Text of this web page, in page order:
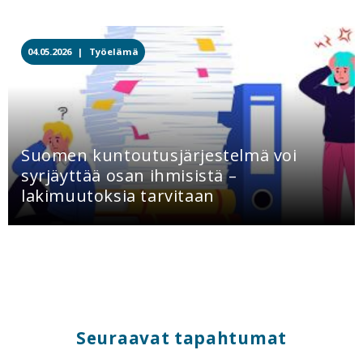
04.05.2026 | Työelämä
Suomen kuntoutusjärjestelmä voi
syrjäyttää osan ihmisistä –
lakimuutoksia tarvitaan
Seuraavat tapahtumat